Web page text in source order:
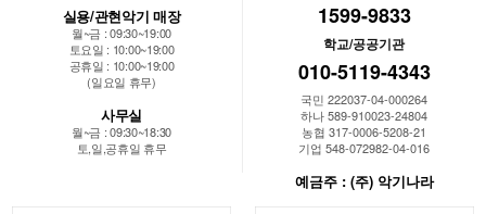
실용/관현악기 매장
월~금 : 09:30~19:00
토요일 : 10:00~19:00
공휴일 : 10:00~19:00
(일요일 휴무)
사무실
월~금 : 09:30~18:30
토,일,공휴일 휴무
1599-9833
학교/공공기관
010-5119-4343
국민 222037-04-000264
하나 589-910023-24804
농협 317-0006-5208-21
기업 548-072982-04-016
예금주 : (주) 악기나라